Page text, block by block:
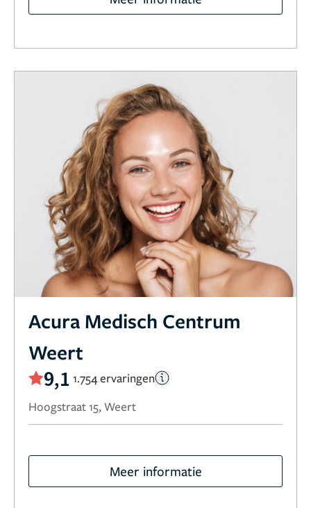
Acura Medisch Centrum
Weert
9,1 1.754 ervaringen
Hoogstraat 15, Weert
Meer informatie